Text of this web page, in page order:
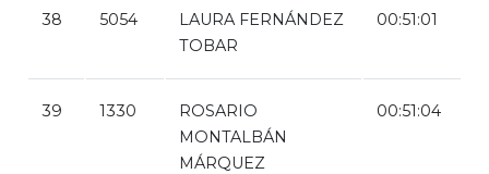
38 5054
LAURA FERNÁNDEZ
TOBAR
00:51:01
39 1330
ROSARIO
MONTALBÁN
MÁRQUEZ
00:51:04